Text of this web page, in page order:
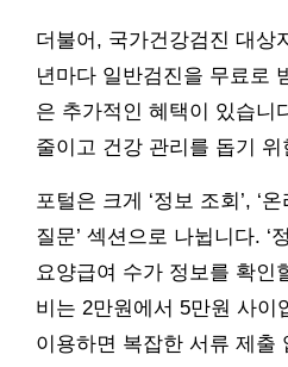
더불어, 국가건강검진 대상
년마다 일반검진을 무료로
은 추가적인 혜택이 있습니
줄이고 건강 관리를 돕기
포털은 크게 ‘정보 조회’, ‘
질문’ 섹션으로 나뉩니다. ‘
요양급여 수가 정보를 확인
비는 2만원에서 5만원 사이
이용하면 복잡한 서류 제출